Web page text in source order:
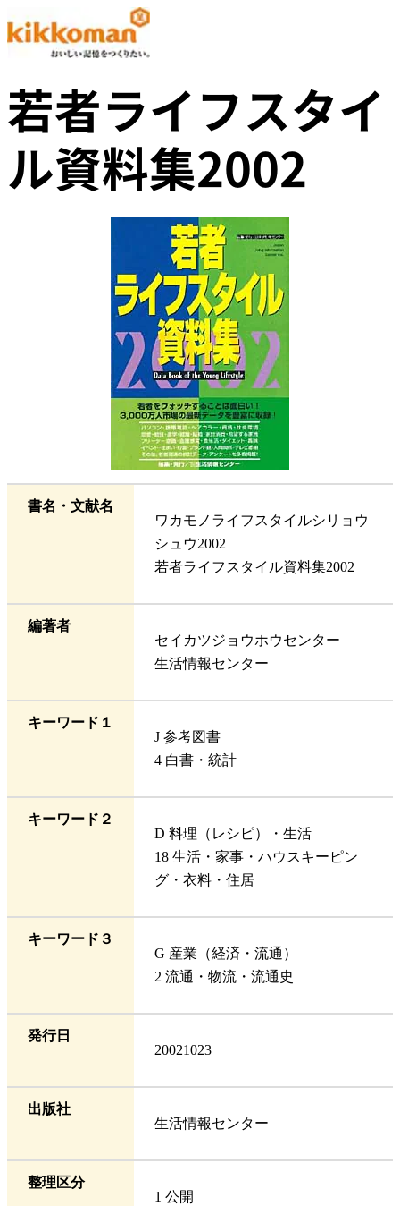
若者ライフスタイ
ル資料集2002
書名・文献名
ワカモノライフスタイルシリョウ
シュウ2002
若者ライフスタイル資料集2002
編著者
セイカツジョウホウセンター
生活情報センター
キーワード１
J 参考図書
4 白書・統計
キーワード２
D 料理（レシピ）・生活
18 生活・家事・ハウスキーピン
グ・衣料・住居
キーワード３
G 産業（経済・流通）
2 流通・物流・流通史
発行日
20021023
出版社
生活情報センター
整理区分
1 公開